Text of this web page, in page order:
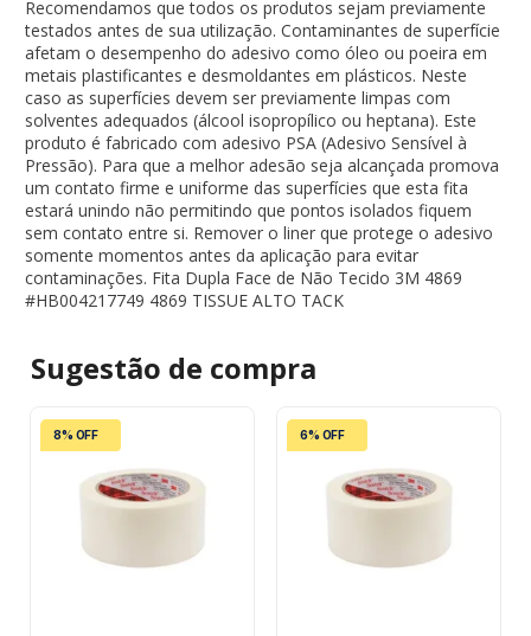
Recomendamos que todos os produtos sejam previamente
testados antes de sua utilização. Contaminantes de superfície
afetam o desempenho do adesivo como óleo ou poeira em
metais plastificantes e desmoldantes em plásticos. Neste
caso as superfícies devem ser previamente limpas com
solventes adequados (álcool isopropílico ou heptana). Este
produto é fabricado com adesivo PSA (Adesivo Sensível à
Pressão). Para que a melhor adesão seja alcançada promova
um contato firme e uniforme das superfícies que esta fita
estará unindo não permitindo que pontos isolados fiquem
sem contato entre si. Remover o liner que protege o adesivo
somente momentos antes da aplicação para evitar
contaminações. Fita Dupla Face de Não Tecido 3M 4869
#HB004217749 4869 TISSUE ALTO TACK
Sugestão de compra
8% OFF 6% OFF